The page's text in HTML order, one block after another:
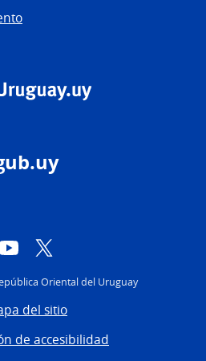
YouTube
Oriental del Uruguay
del sitio
de accesibilidad